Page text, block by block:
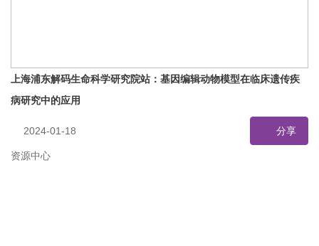
上海浦东解码生命科学研究院站：基因编辑动物模型在临床遗传疾
病研究中的应用
2024-01-18 分享
资源中心